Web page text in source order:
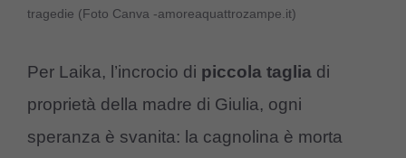
tragedie (Foto Canva -amoreaquattrozampe.it)
Per Laika, l’incrocio di piccola taglia di
proprietà della madre di Giulia, ogni
speranza è svanita: la cagnolina è morta